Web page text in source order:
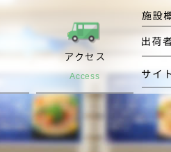
アクセス
Access